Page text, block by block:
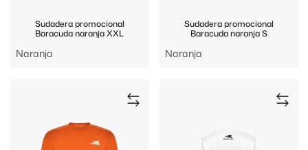
Sudadera promocional
Baracuda naranja XXL
Naranja
Sudadera promocional
Baracuda naranja S
Naranja